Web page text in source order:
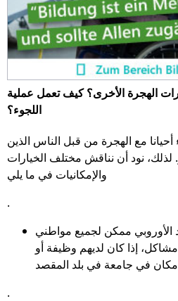
الهجرة الأخرى؟ كيف تعمل عملية
اللجوء؟
مع الهجرة من قبل الناس الذين
نود أن نناقش مختلف الخيارات
والإمكانيات في ما يلي
.
الأوروبي ممكن لجميع مواطني
مشاكل، إذا كان لديهم وظيفة أو
مكان في جامعة في بلد المقصد
.